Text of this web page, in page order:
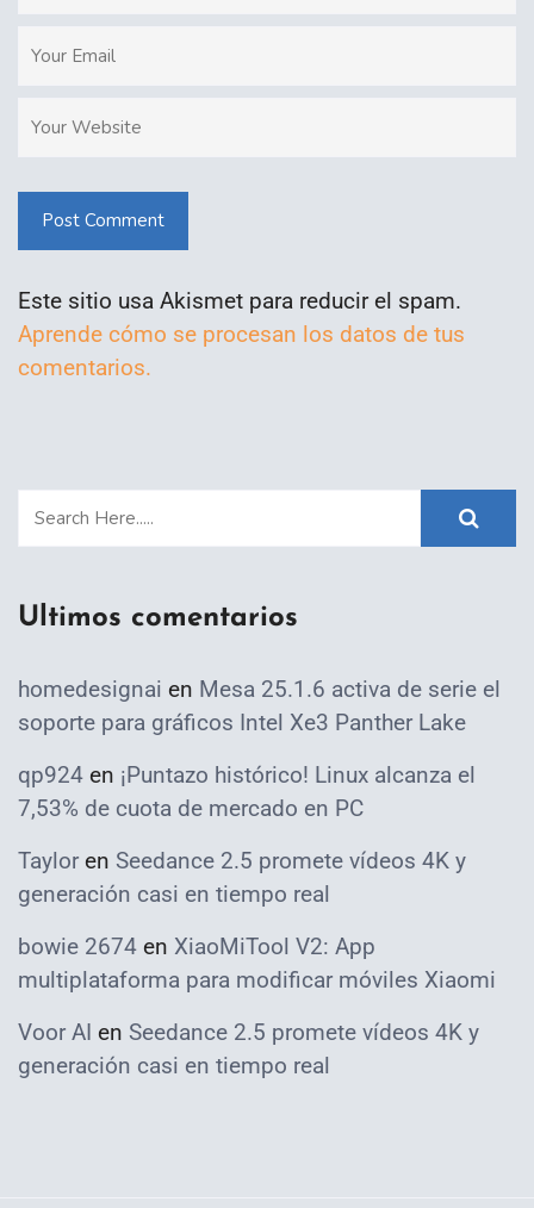
Post Comment
Este sitio usa Akismet para reducir el spam.
Aprende cómo se procesan los datos de tus
comentarios.
Ultimos comentarios
homedesignai en Mesa 25.1.6 activa de serie el
soporte para gráficos Intel Xe3 Panther Lake
qp924 en ¡Puntazo histórico! Linux alcanza el
7,53% de cuota de mercado en PC
Taylor en Seedance 2.5 promete vídeos 4K y
generación casi en tiempo real
bowie 2674 en XiaoMiTool V2: App
multiplataforma para modificar móviles Xiaomi
Voor AI en Seedance 2.5 promete vídeos 4K y
generación casi en tiempo real